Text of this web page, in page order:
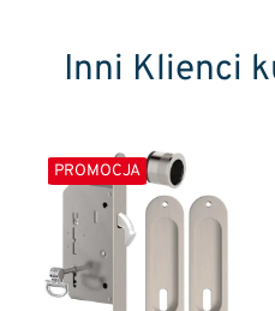
Inni Klienci
PROMOCJA